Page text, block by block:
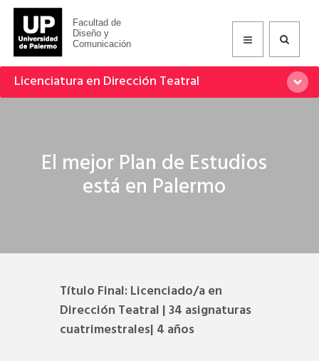
Facultad de
Diseño y
Comunicación
Licenciatura en Dirección Teatral
El mejor Plan de Estudios
está en Palermo
Título Final: Licenciado/a en
Dirección Teatral | 34 asignaturas
cuatrimestrales| 4 años